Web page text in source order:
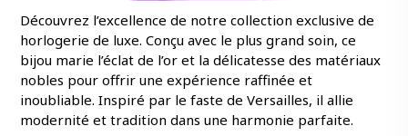
Découvrez l’excellence de notre collection exclusive de
horlogerie de luxe. Conçu avec le plus grand soin, ce
bijou marie l’éclat de l’or et la délicatesse des matériaux
nobles pour offrir une expérience raffinée et
inoubliable. Inspiré par le faste de Versailles, il allie
modernité et tradition dans une harmonie parfaite.